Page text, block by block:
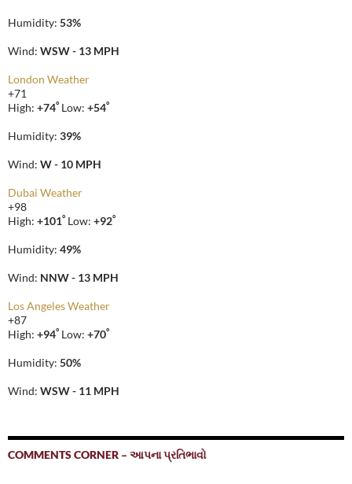
Humidity: 53%
Wind: WSW - 13 MPH
London Weather
+71
High: +74° Low: +54°
Humidity: 39%
Wind: W - 10 MPH
Dubai Weather
+98
High: +101° Low: +92°
Humidity: 49%
Wind: NNW - 13 MPH
Los Angeles Weather
+87
High: +94° Low: +70°
Humidity: 50%
Wind: WSW - 11 MPH
COMMENTS CORNER – આપના પ્રતિભાવો